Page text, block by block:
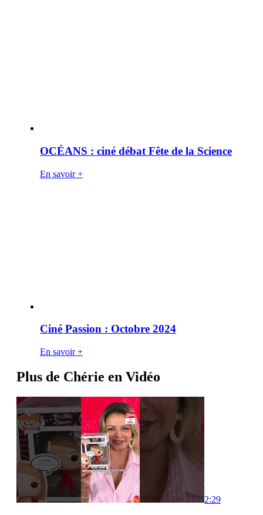
OCÉANS : ciné débat Fête de la Science
En savoir +
Ciné Passion : Octobre 2024
En savoir +
Plus de Chérie en Vidéo
2:29